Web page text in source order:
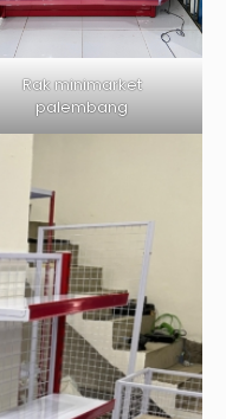
Rak minimarket
palembang